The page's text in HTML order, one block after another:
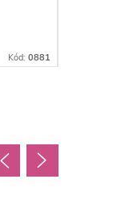
Kód: 0881